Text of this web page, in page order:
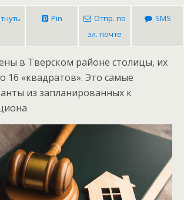
Pin
Отпр. по
эл. почте
SMS
в Тверском районе столицы, их
16 «квадратов». Это самые
из запланированных к